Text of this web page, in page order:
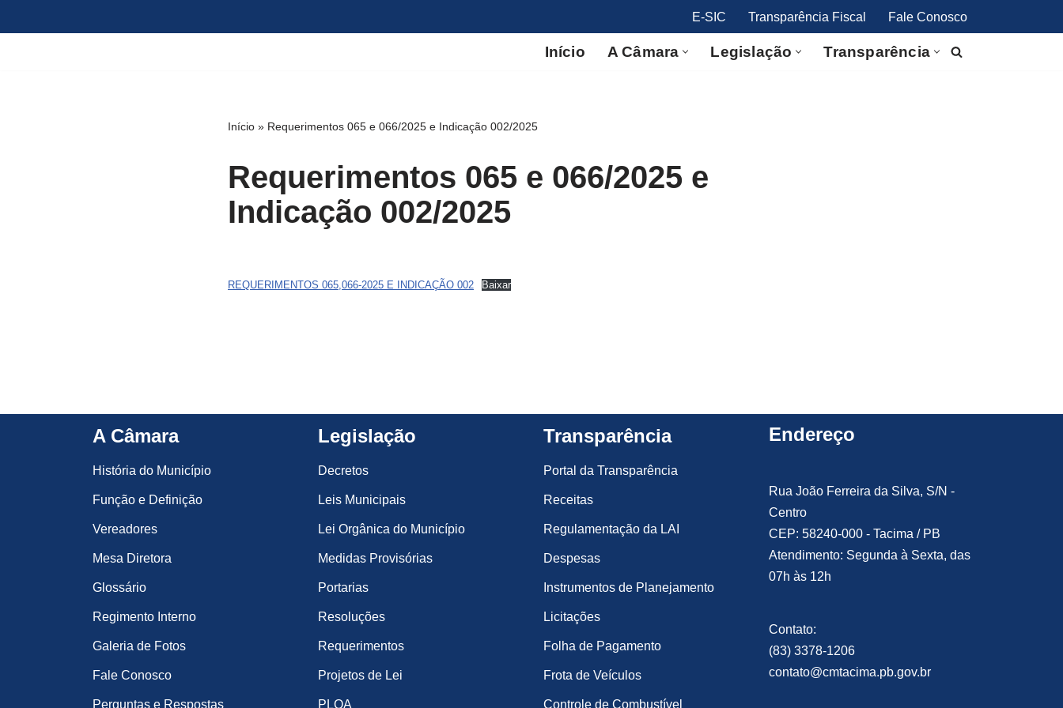
E-SIC Transparência Fiscal Fale Conosco
Início A Câmara Legislação Transparência
Início » Requerimentos 065 e 066/2025 e Indicação 002/2025
Requerimentos 065 e 066/2025 e
Indicação 002/2025
REQUERIMENTOS 065,066-2025 E INDICAÇÃO 002 Baixar
A Câmara
História do Município
Função e Definição
Vereadores
Mesa Diretora
Glossário
Regimento Interno
Galeria de Fotos
Fale Conosco
Perguntas e Respostas
Legislação
Decretos
Leis Municipais
Lei Orgânica do Município
Medidas Provisórias
Portarias
Resoluções
Requerimentos
Projetos de Lei
PLOA
Transparência
Portal da Transparência
Receitas
Regulamentação da LAI
Despesas
Instrumentos de Planejamento
Licitações
Folha de Pagamento
Frota de Veículos
Controle de Combustível
Endereço
Rua João Ferreira da Silva, S/N -
Centro
CEP: 58240-000 - Tacima / PB
Atendimento: Segunda à Sexta, das
07h às 12h
Contato:
(83) 3378-1206
contato@cmtacima.pb.gov.br